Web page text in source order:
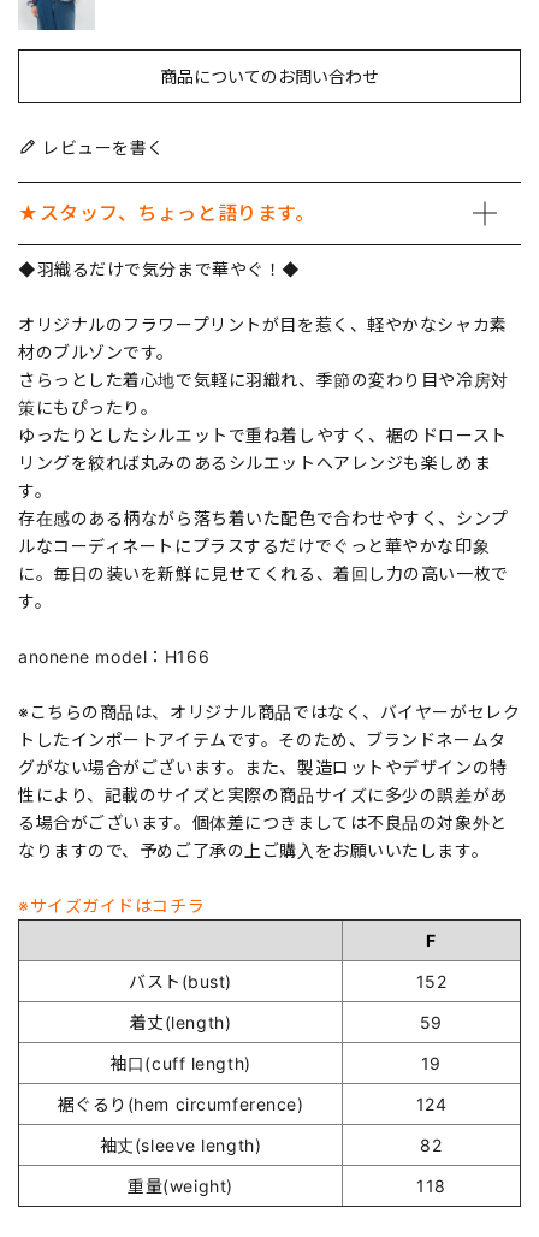
商品についてのお問い合わせ
レビューを書く
★スタッフ、ちょっと語ります。
◆羽織るだけで気分まで華やぐ！◆
オリジナルのフラワープリントが目を惹く、軽やかなシャカ素
材のブルゾンです。
さらっとした着心地で気軽に羽織れ、季節の変わり目や冷房対
策にもぴったり。
ゆったりとしたシルエットで重ね着しやすく、裾のドロースト
リングを絞れば丸みのあるシルエットへアレンジも楽しめま
す。
存在感のある柄ながら落ち着いた配色で合わせやすく、シンプ
ルなコーディネートにプラスするだけでぐっと華やかな印象
に。毎日の装いを新鮮に見せてくれる、着回し力の高い一枚で
す。
anonene model：H166
※こちらの商品は、オリジナル商品ではなく、バイヤーがセレク
トしたインポートアイテムです。そのため、ブランドネームタ
グがない場合がございます。また、製造ロットやデザインの特
性により、記載のサイズと実際の商品サイズに多少の誤差があ
る場合がございます。個体差につきましては不良品の対象外と
なりますので、予めご了承の上ご購入をお願いいたします。
※サイズガイドはコチラ
F
バスト(bust)
152
着丈(length)
59
袖口(cuff length)
19
裾ぐるり(hem circumference)
124
袖丈(sleeve length)
82
重量(weight)
118